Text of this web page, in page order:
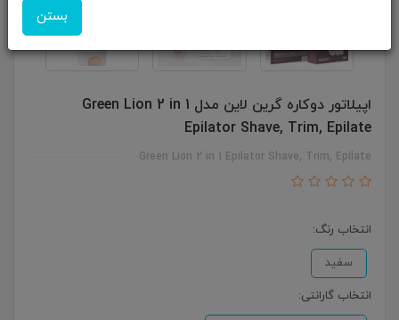
اپیلاتور دوکاره گرین لاین مدل Green Lion 2 in 1
Epilator Shave, Trim, Epilate
Green Lion 2 in 1 Epilator Shave, Trim, Epilate
انتخاب رنگ:
سفید
انتخاب گارانتی:
بستن